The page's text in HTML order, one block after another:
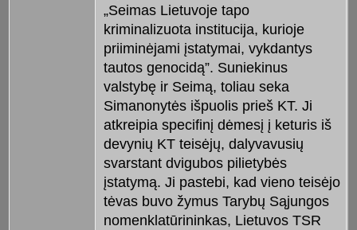
„Seimas Lietuvoje tapo
kriminalizuota institucija, kurioje
priiminėjami įstatymai, vykdantys
tautos genocidą”. Suniekinus
valstybę ir Seimą, toliau seka
Simanonytės išpuolis prieš KT. Ji
atkreipia specifinį dėmesį į keturis iš
devynių KT teisėjų, dalyvavusių
svarstant dvigubos pilietybės
įstatymą. Ji pastebi, kad vieno teisėjo
tėvas buvo žymus Tarybų Sąjungos
nomenklatūrininkas, Lietuvos TSR